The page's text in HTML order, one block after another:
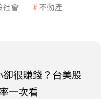
社會
不動產
很賺錢？台美股
一次看